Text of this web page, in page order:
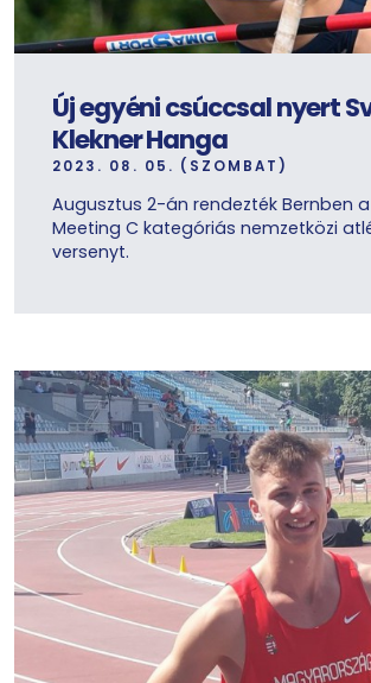
Új egyéni csúccsal nyert
Klekner Hanga
2023. 08. 05. (SZOMBAT)
Augusztus 2-án rendezték Bernben
Meeting C kategóriás nemzetközi
versenyt.